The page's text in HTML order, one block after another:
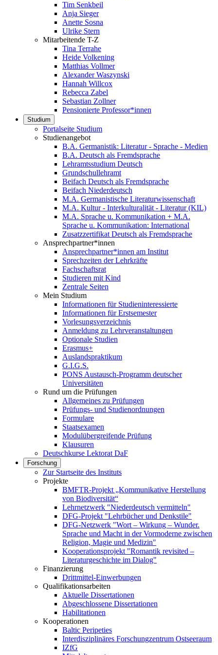
Tim Senkbeil
Anja Sieger
Anette Sosna
Ulrike Stern
Mitarbeitende T-Z
Tina Terrahe
Heide Volkening
Matthias Vollmer
Alexander Waszynski
Hannah Willcox
Rebecca Zabel
Sebastian Zollner
Pensionierte Professor*innen
Studium
Portalseite Studium
Studienangebot
B.A. Germanistik: Literatur - Sprache - Medien
B.A. Deutsch als Fremdsprache
Lehramtsstudium Deutsch
Grundschullehramt
Beifach Deutsch als Fremdsprache
Beifach Niederdeutsch
M.A. Germanistische Literaturwissenschaft
M.A. Kultur - Interkulturalität - Literatur (KIL)
M.A. Sprache u. Kommunikation + M.A.
Sprache u. Kommunikation: International
Zusatzzertifikat Deutsch als Fremdsprache
Ansprechpartner*innen
Ansprechpartner*innen am Institut
Sprechzeiten der Lehrkräfte
Fachschaftsrat
Studieren mit Kind
Zentrale Seiten
Mein Studium
Informationen für Studieninteressierte
Informationen für Erstsemester
Vorlesungsverzeichnis
Anmeldung zu Lehrveranstaltungen
Optionale Studien
Erasmus+
Auslandspraktikum
G.I.G.S.
PONS Austausch-Programm deutscher
Universitäten
Rund um die Prüfungen
Allgemeines zu Prüfungen
Prüfungs- und Studienordnungen
Formulare
Staatsexamen
Modulübergreifende Prüfung
Klausuren
Deutschkurse Lektorat DaF
Forschung
Zur Startseite des Instituts
Projekte
BMFTR-Projekt „Kommunikative Herstellung
von Biodiversität“
Lehrnetzwerk "Niederdeutsch vermitteln"
DFG-Projekt "Lehrbücher und Denkstile"
DFG-Netzwerk "Wort – Wirkung – Wunder.
Sprache und Macht in der Vormoderne zwischen
Religion, Magie und Medizin"
Kooperationsprojekt "Romantik revisited –
Literaturgeschichte im Dialog"
Finanzierung
Drittmittel-Einwerbungen
Qualifikationsarbeiten
Aktuelle Dissertationen
Abgeschlossene Dissertationen
Habilitationen
Kooperationen
Baltic Peripeties
Interdisziplinäres Forschungzentrum Ostseeraum
IZfG